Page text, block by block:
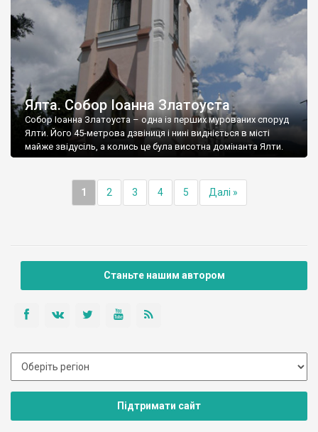
Ялта. Собор Іоанна Златоуста
Собор Іоанна Златоуста – одна із перших мурованих споруд
Ялти. Його 45-метрова дзвіниця і нині видніється в місті
майже звідусіль, а колись це була висотна домінанта Ялти.
1 2 3 4 5 Далі »
Станьте нашим автором
Підтримати сайт